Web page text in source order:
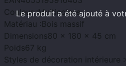
Le produit a été ajouté à
Couleur :Multicolore
Matériau :Bois massif
Dimensions80 x 180 x 45 cm
Poids67 kg
Styles de décoration intérieure :